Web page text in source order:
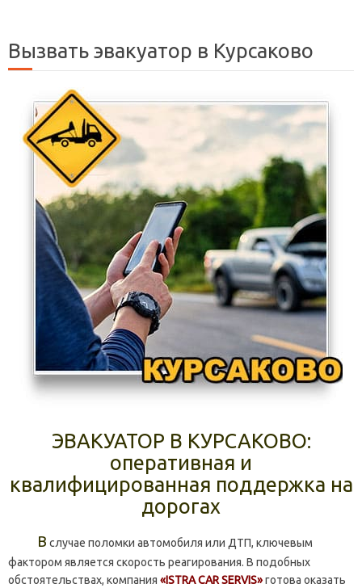
Вызвать эвакуатор в Курсаково
ЭВАКУАТОР В КУРСАКОВО:
оперативная и
квалифицированная поддержка на
дорогах
В случае поломки автомобиля или ДТП, ключевым
фактором является скорость реагирования. В подобных
обстоятельствах, компания «ISTRA CAR SERVIS»готова оказать